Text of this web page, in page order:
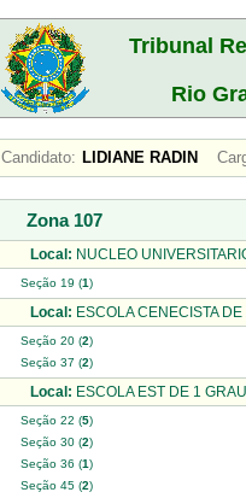
Tribunal
Rio
Candidato: LIDIANE RADIN
Zona 107
Local: NUCLEO
Seção 19 (1)
Local: ESCOLA CENECISTA
Seção 20 (2)
Seção 37 (2)
Local: ESCOLA EST DE 1
Seção 22 (5)
Seção 30 (2)
Seção 36 (1)
Seção 45 (2)